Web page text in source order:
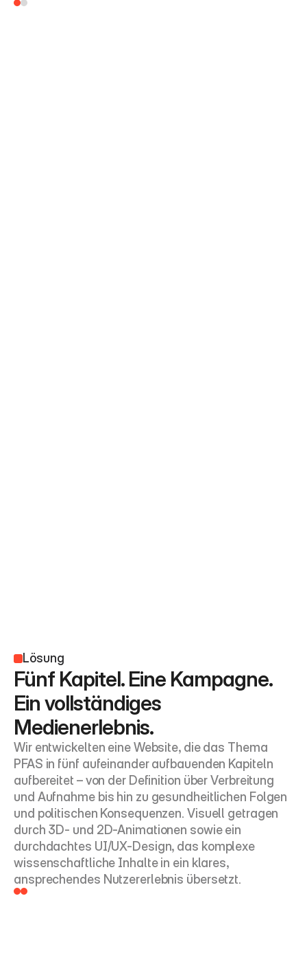
Lösung
Fünf Kapitel. Eine Kampagne.
Ein vollständiges
Medienerlebnis.
Wir entwickelten eine Website, die das Thema
PFAS in fünf aufeinander aufbauenden Kapiteln
aufbereitet – von der Definition über Verbreitung
und Aufnahme bis hin zu gesundheitlichen Folgen
und politischen Konsequenzen. Visuell getragen
durch 3D- und 2D-Animationen sowie ein
durchdachtes UI/UX-Design, das komplexe
wissenschaftliche Inhalte in ein klares,
ansprechendes Nutzererlebnis übersetzt.